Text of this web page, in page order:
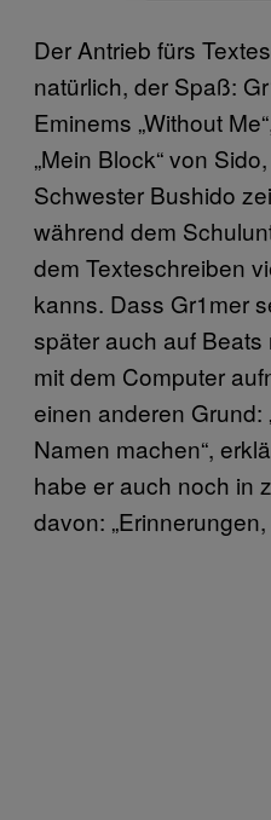
Der Antrieb fürs
natürlich, der Spaß:
Eminems „Without
„Mein Block“ von
Schwester Bushido
während dem
dem Texteschreiben
kanns. Dass Gr1mer
später auch auf
mit dem Computer
einen anderen Grund:
Namen machen“,
habe er auch noch in
davon: